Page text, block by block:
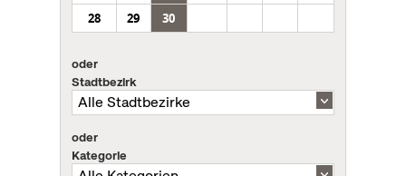
28
29 30
oder
Stadtbezirk
oder
Kategorie